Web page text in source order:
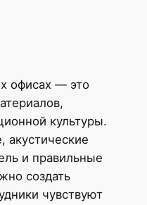
офисах — это
культуры.
акустические
и правильные
создать
чувствуют